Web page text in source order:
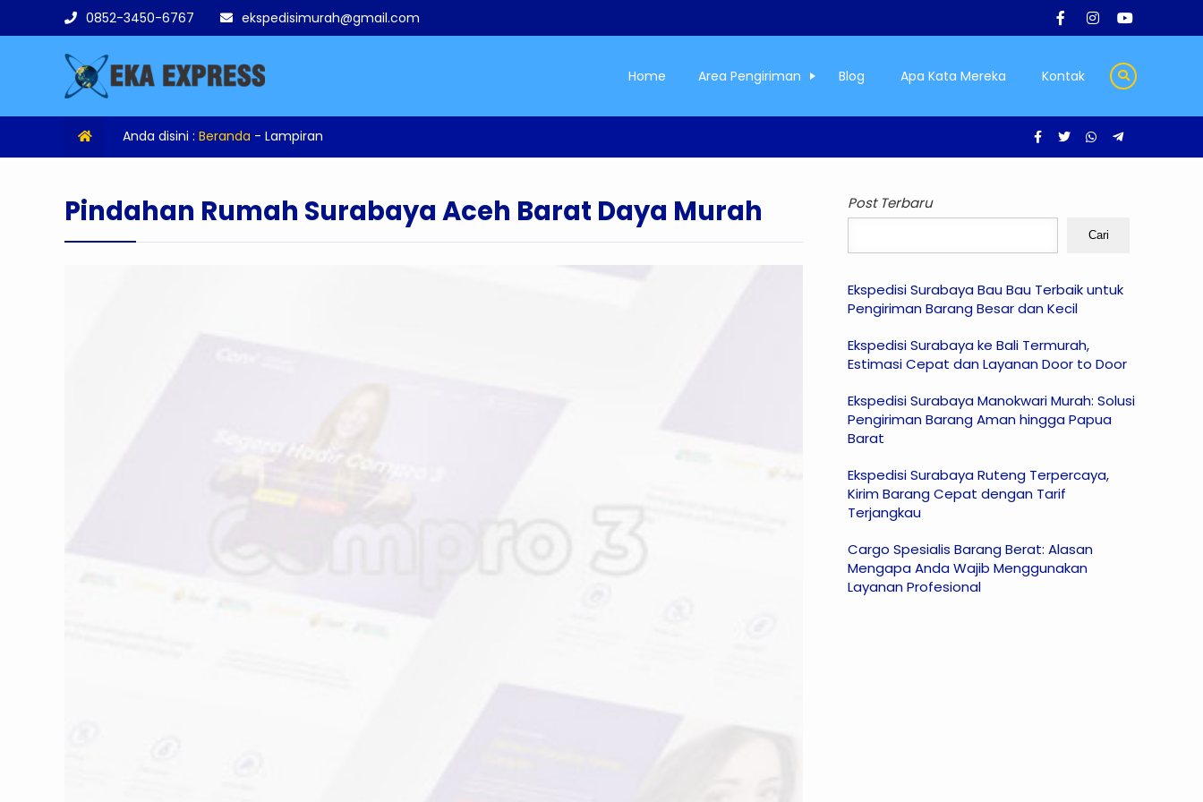
0852-3450-6767 ekspedisimurah@gmail.com
Home Area Pengiriman Blog Apa Kata Mereka Kontak
Anda disini : Beranda - Lampiran
Pindahan Rumah Surabaya Aceh Barat Daya Murah Post Terbaru
Cari
Ekspedisi Surabaya Bau Bau Terbaik untuk
Pengiriman Barang Besar dan Kecil
Ekspedisi Surabaya ke Bali Termurah,
Estimasi Cepat dan Layanan Door to Door
Ekspedisi Surabaya Manokwari Murah: Solusi
Pengiriman Barang Aman hingga Papua
Barat
Ekspedisi Surabaya Ruteng Terpercaya,
Kirim Barang Cepat dengan Tarif
Terjangkau
Cargo Spesialis Barang Berat: Alasan
Mengapa Anda Wajib Menggunakan
Layanan Profesional